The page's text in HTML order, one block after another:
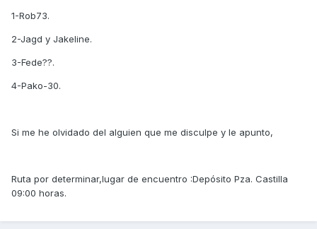
1-Rob73.
2-Jagd y Jakeline.
3-Fede??.
4-Pako-30.
Si me he olvidado del alguien que me disculpe y le apunto,
Ruta por determinar,lugar de encuentro :Depósito Pza. Castilla
09:00 horas.